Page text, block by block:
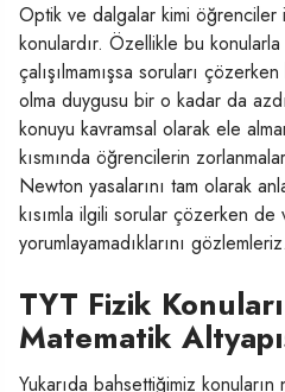
Optik ve dalgalar kimi öğrenciler
konulardır. Özellikle bu
çalışılmamışsa soruları
olma duygusu bir o kadar da
konuyu kavramsal olarak ele
kısmında öğrencilerin
Newton yasalarını tam olarak
kısımla ilgili sorular çözerken
yorumlayamadıklarını gözlemleriz.
TYT Fizik
Matematik
Yukarıda bahsettiğimiz